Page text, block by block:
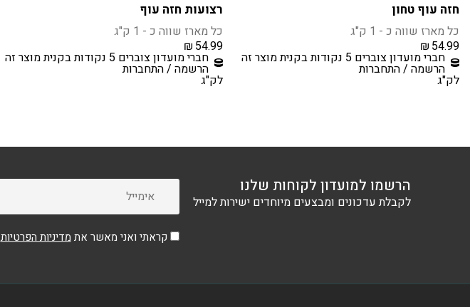
חזה עוף טחון
כל מארז שווה כ - 1 ק"ג
₪ 54.99
חברי מועדון צוברים 5 נקודות בקנית מוצר זה
הרשמה / התחברות
לק"ג
רצועות חזה עוף
כל מארז שווה כ - 1 ק"ג
₪ 54.99
חברי מועדון צוברים 5 נקודות בקנית מוצר זה
הרשמה / התחברות
לק"ג
הרשמו למועדון לקוחות שלנו
לקבלת עדכונים ומבצעים מיוחדים ישירות למייל
קראתי ואני מאשר את מדיניות הפרטיות